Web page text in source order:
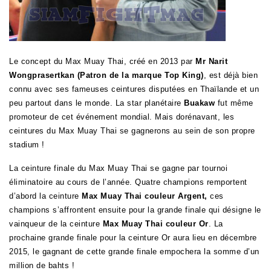
Le concept du Max Muay Thai, créé en 2013 par Mr Narit
Wongprasertkan (Patron de la marque Top King), est déjà bien
connu avec ses fameuses ceintures disputées en Thaïlande et un
peu partout dans le monde. La star planétaire Buakaw fut même
promoteur de cet événement mondial. Mais dorénavant, les
ceintures du Max Muay Thai se gagnerons au sein de son propre
stadium !
La ceinture finale du Max Muay Thai se gagne par tournoi
éliminatoire au cours de l’année. Quatre champions remportent
d’abord la ceinture Max Muay Thai couleur Argent, ces
champions s’affrontent ensuite pour la grande finale qui désigne le
vainqueur de la ceinture Max Muay Thai couleur Or. La
prochaine grande finale pour la ceinture Or aura lieu en décembre
2015, le gagnant de cette grande finale empochera la somme d’un
million de bahts !